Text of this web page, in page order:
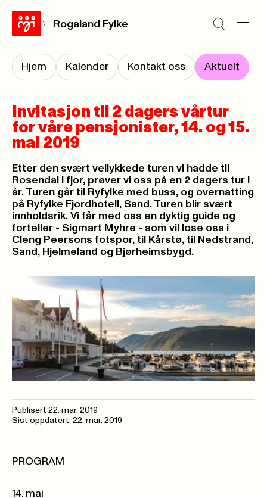
Rogaland Fylke
Hjem Kalender Kontakt oss Aktuelt
Invitasjon til 2 dagers vårtur
for våre pensjonister, 14. og 15.
mai 2019
Etter den svært vellykkede turen vi hadde til
Rosendal i fjor, prøver vi oss på en 2 dagers tur i
år. Turen går til Ryfylke med buss, og overnatting
på Ryfylke Fjordhotell, Sand. Turen blir svært
innholdsrik. Vi får med oss en dyktig guide og
forteller - Sigmart Myhre - som vil lose oss i
Cleng Peersons fotspor, til Kårstø, til Nedstrand,
Sand, Hjelmeland og Bjørheimsbygd.
Publisert 22. mar. 2019
Sist oppdatert: 22. mar. 2019
PROGRAM
14. mai